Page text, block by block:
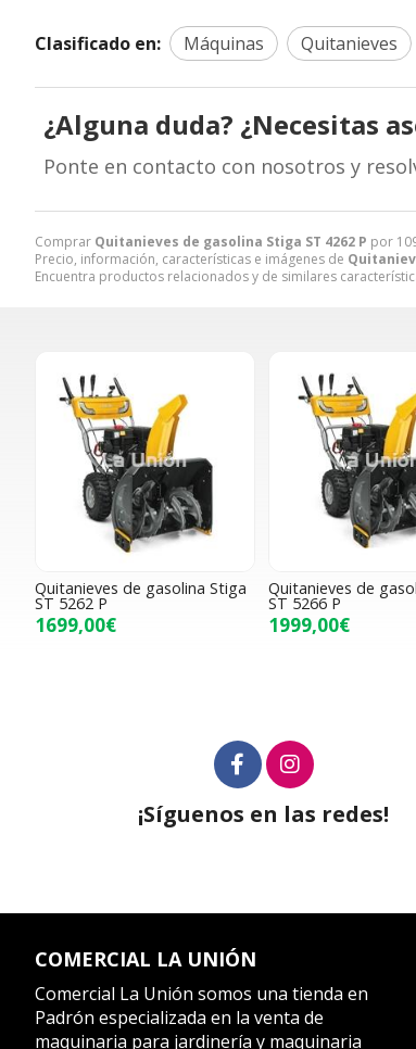
Comprar Quitanieves de gasolina Stiga ST 4262 P por
Precio, información, características e imágenes de
Encuentra productos relacionados y de similares
Clasificado en: Máquinas Quitanieves
¿Alguna duda? ¿Necesitas
Ponte en contacto con nosotros y
Quitanieves de gasolina Stiga
ST 5262 P
1699,00€
Quitanieves de
ST 5266 P
1999,00€
¡Síguenos en las redes!
COMERCIAL LA UNIÓN
Comercial La Unión somos una tienda en
Padrón especializada en la venta de
maquinaria para jardinería y maquinaria